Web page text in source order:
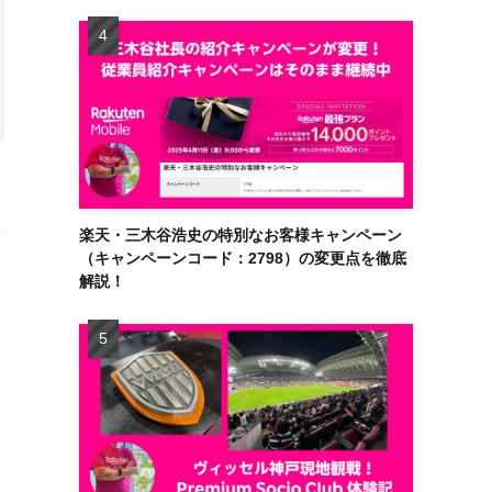
楽天・三木谷浩史の特別なお客様キャンペーン
（キャンペーンコード：2798）の変更点を徹底
解説！